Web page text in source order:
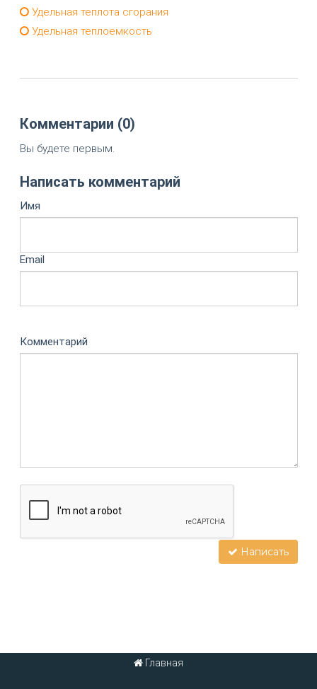
Удельная теплота сгорания
Удельная теплоемкость
Комментарии (0)
Вы будете первым.
Написать комментарий
Имя
Email
Комментарий
Написать
Главная